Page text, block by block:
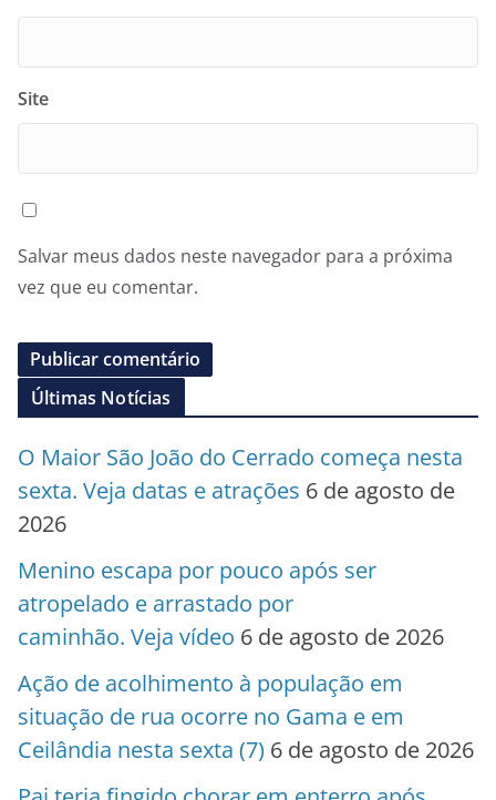
Site
Salvar meus dados neste navegador para a próxima
vez que eu comentar.
Últimas Notícias
O Maior São João do Cerrado começa nesta
sexta. Veja datas e atrações 6 de agosto de
2026
Menino escapa por pouco após ser
atropelado e arrastado por
caminhão. Veja vídeo 6 de agosto de 2026
Ação de acolhimento à população em
situação de rua ocorre no Gama e em
Ceilândia nesta sexta (7) 6 de agosto de 2026